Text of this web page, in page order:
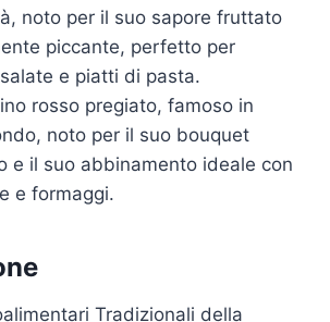
noto per il suo sapore fruttato
piccante, perfetto per
e piatti di pasta.
rosso pregiato, famoso in
noto per il suo bouquet
e il suo abbinamento ideale con
e formaggi.
Tradizionali della